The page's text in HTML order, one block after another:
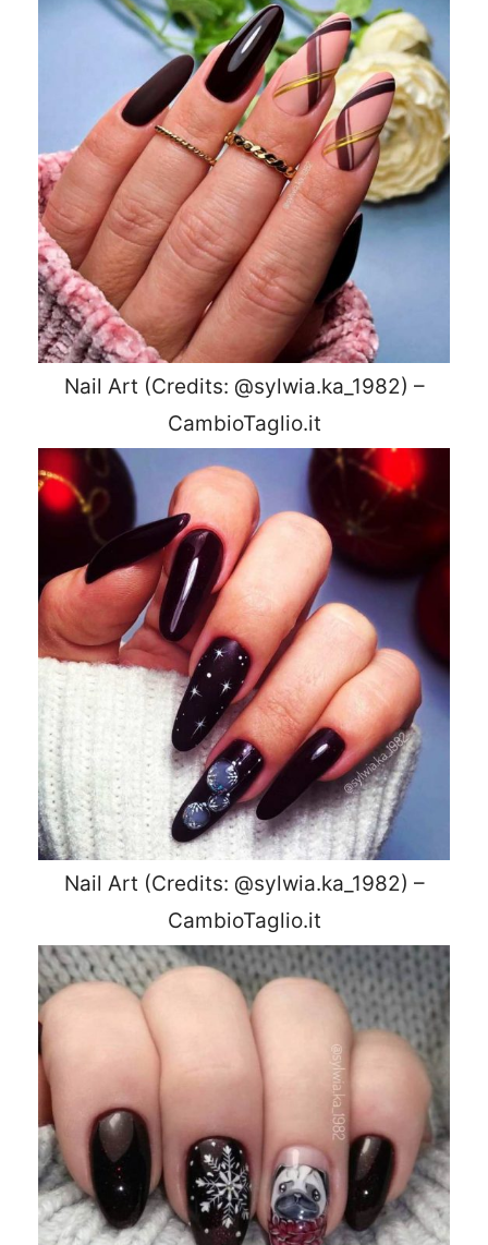
Nail Art (Credits: @sylwia.ka_1982) –
CambioTaglio.it
Nail Art (Credits: @sylwia.ka_1982) –
CambioTaglio.it